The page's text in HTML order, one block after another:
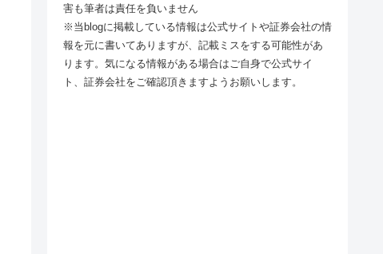
害も筆者は責任を負いません
※当blogに掲載している情報は公式サイトや証券会社の情
報を元に書いてありますが、記載ミスをする可能性があ
ります。気になる情報がある場合はご自身で公式サイ
ト、証券会社をご確認頂きますようお願いします。